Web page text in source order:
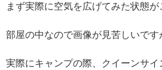
まず実際に空気を広げてみた状態が
部屋の中なので画像が見苦しいです
実際にキャンプの際、クイーンサ